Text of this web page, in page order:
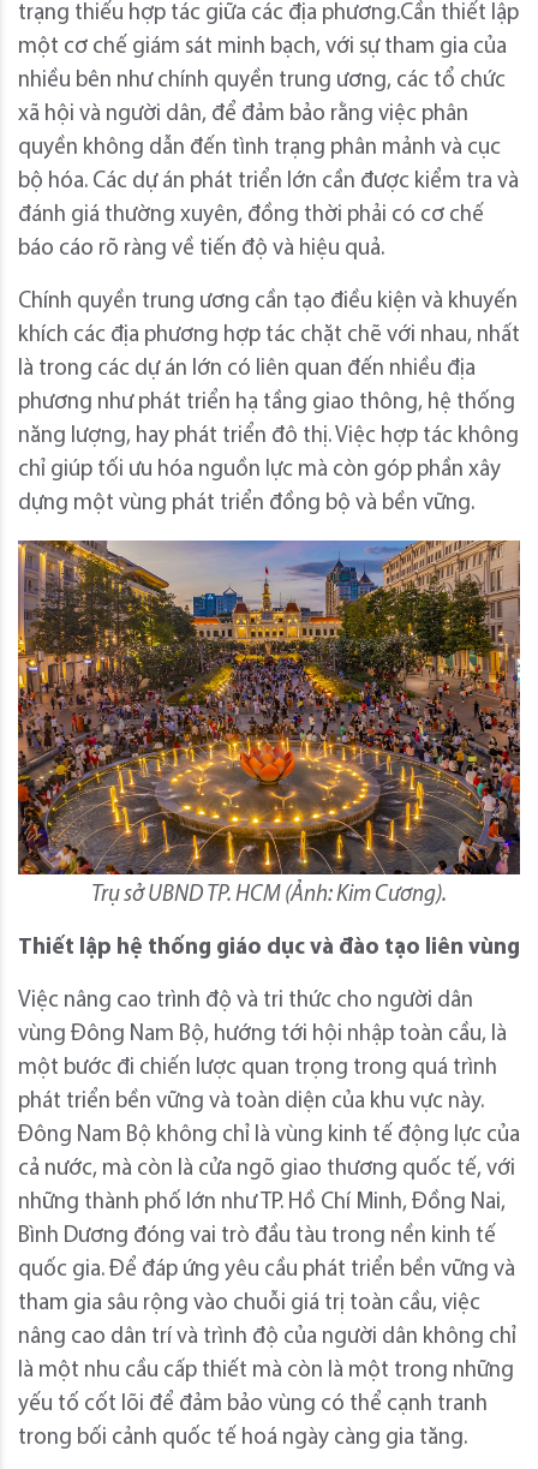
trạng thiếu hợp tác giữa các địa phương.Cần thiết lập
một cơ chế giám sát minh bạch, với sự tham gia của
nhiều bên như chính quyền trung ương, các tổ chức
xã hội và người dân, để đảm bảo rằng việc phân
quyền không dẫn đến tình trạng phân mảnh và cục
bộ hóa. Các dự án phát triển lớn cần được kiểm tra và
đánh giá thường xuyên, đồng thời phải có cơ chế
báo cáo rõ ràng về tiến độ và hiệu quả.
Chính quyền trung ương cần tạo điều kiện và khuyến
khích các địa phương hợp tác chặt chẽ với nhau, nhất
là trong các dự án lớn có liên quan đến nhiều địa
phương như phát triển hạ tầng giao thông, hệ thống
năng lượng, hay phát triển đô thị. Việc hợp tác không
chỉ giúp tối ưu hóa nguồn lực mà còn góp phần xây
dựng một vùng phát triển đồng bộ và bền vững.
Trụ sở UBND TP. HCM (Ảnh: Kim Cương).
Thiết lập hệ thống giáo dục và đào tạo liên vùng
Việc nâng cao trình độ và tri thức cho người dân
vùng Đông Nam Bộ, hướng tới hội nhập toàn cầu, là
một bước đi chiến lược quan trọng trong quá trình
phát triển bền vững và toàn diện của khu vực này.
Đông Nam Bộ không chỉ là vùng kinh tế động lực của
cả nước, mà còn là cửa ngõ giao thương quốc tế, với
những thành phố lớn như TP. Hồ Chí Minh, Đồng Nai,
Bình Dương đóng vai trò đầu tàu trong nền kinh tế
quốc gia. Để đáp ứng yêu cầu phát triển bền vững và
tham gia sâu rộng vào chuỗi giá trị toàn cầu, việc
nâng cao dân trí và trình độ của người dân không chỉ
là một nhu cầu cấp thiết mà còn là một trong những
yếu tố cốt lõi để đảm bảo vùng có thể cạnh tranh
trong bối cảnh quốc tế hoá ngày càng gia tăng.